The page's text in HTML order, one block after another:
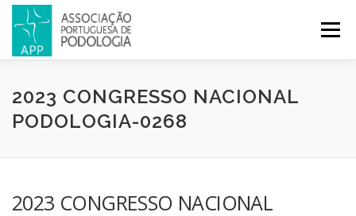
Menu
APP PODOLOGIA LICENCIATURA EM PODOLOGIA
CONGRESSOS REVISTA CONTACTOS
2023 CONGRESSO NACIONAL
PODOLOGIA-0268
2023 CONGRESSO NACIONAL